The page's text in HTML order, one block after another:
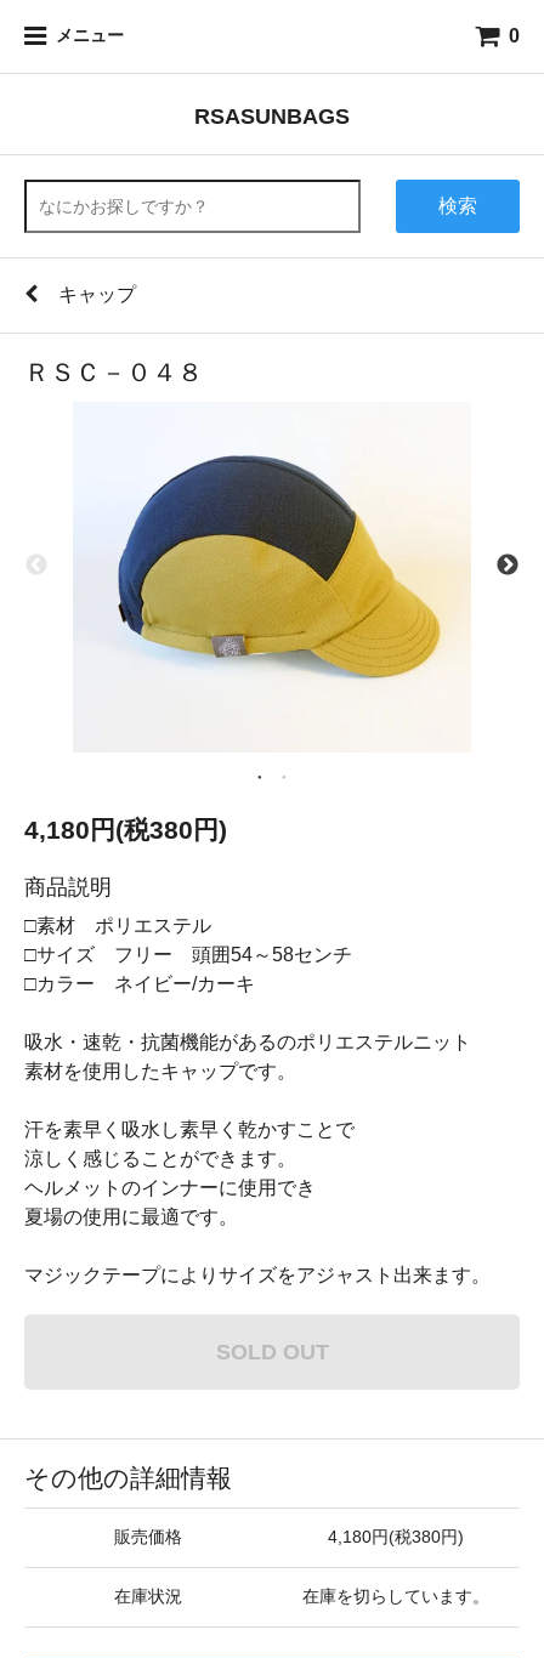
メニュー 0
RSASUNBAGS
検索
キャップ
ＲＳＣ－０４８
4,180円(税380円)
商品説明
□素材 ポリエステル
□サイズ フリー 頭囲54～58センチ
□カラー ネイビー/カーキ
吸水・速乾・抗菌機能があるのポリエステルニット
素材を使用したキャップです。
汗を素早く吸水し素早く乾かすことで
涼しく感じることができます。
ヘルメットのインナーに使用でき
夏場の使用に最適です。
マジックテープによりサイズをアジャスト出来ます。
SOLD OUT
その他の詳細情報
販売価格 4,180円(税380円)
在庫状況 在庫を切らしています。